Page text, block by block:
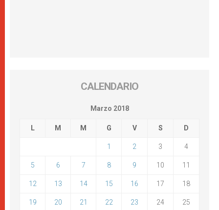
CALENDARIO
Marzo 2018
L M M G V S D
1 2 3 4
5 6 7 8 9 10 11
12 13 14 15 16 17 18
19 20 21 22 23 24 25